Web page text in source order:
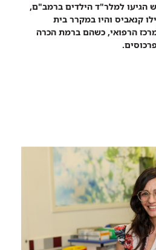
הגיעו למלר"ד הילדים ברמב"ם,
קנאביס והיו במקרר בית
הרפואי, כשהם ברמת הכרה